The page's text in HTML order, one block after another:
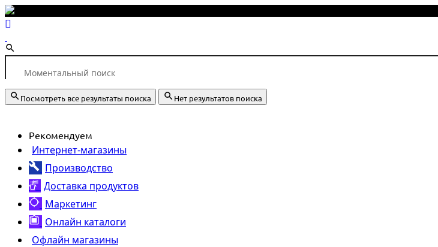
Посмотреть все результаты поиска Нет результатов поиска
Рекомендуем
Интернет-магазины
Производство
Доставка продуктов
Маркетинг
Онлайн каталоги
Офлайн магазины